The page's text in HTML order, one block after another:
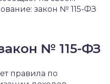
закон № 115-ФЗ
№ 115-ФЗ
правила по